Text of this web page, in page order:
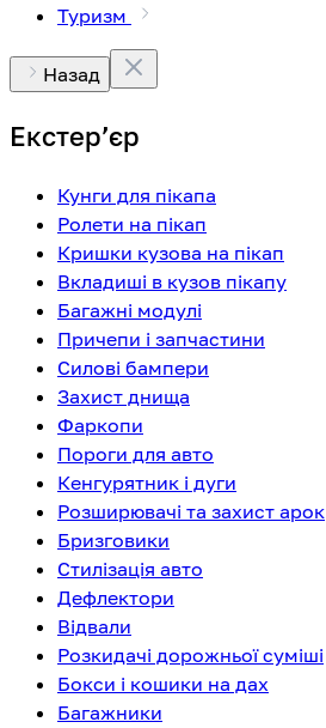
Туризм
Назад
Екстерʼєр
Кунги для пікапа
Ролети на пікап
Кришки кузова на пікап
Вкладиші в кузов пікапу
Багажні модулі
Причепи і запчастини
Силові бампери
Захист днища
Фаркопи
Пороги для авто
Кенгурятник і дуги
Розширювачі та захист арок
Бризговики
Стилізація авто
Дефлектори
Відвали
Розкидачі дорожньої суміші
Бокси і кошики на дах
Багажники